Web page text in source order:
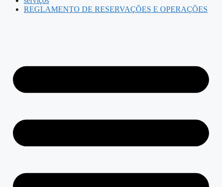
REGLAMENTO DE RESERVAÇÕES E OPERAÇÕES